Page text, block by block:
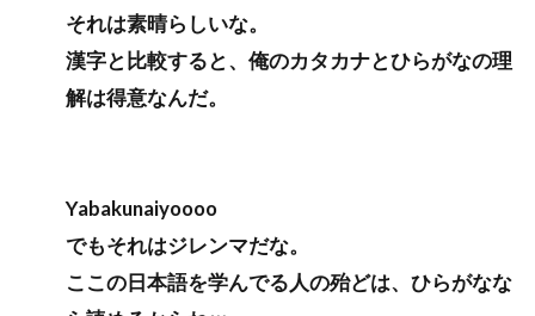
それは素晴らしいな。
漢字と比較すると、俺のカタカナとひらがなの理
解は得意なんだ。
Yabakunaiyoooo
でもそれはジレンマだな。
ここの日本語を学んでる人の殆どは、ひらがなな